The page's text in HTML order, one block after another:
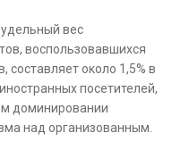
вес
воспользовавшихся
составляет около 1,5% в
посетителей,
доминировании
над организованным.